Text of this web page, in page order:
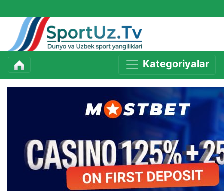
Kategoriyalar